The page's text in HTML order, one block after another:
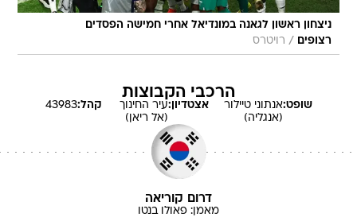
ניצחון ראשון לגאנה במונדיאל אחרי חמישה הפסדים
רצופים
/ רויטרס
הרכבי הקבוצות
שופט:אנתוני טיילור
(אנגליה)
אצטדיון:עיר החינוך
(אל ריאן)
קהל:43983
דרום קוריאה
מאמן: פאולו בנטו